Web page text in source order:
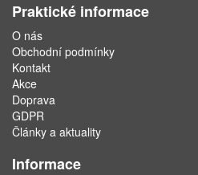
Praktické informace
O nás
Obchodní podmínky
Kontakt
Akce
Doprava
GDPR
Články a aktuality
Informace